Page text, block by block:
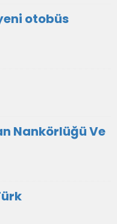
otobüs
Nankörlüğü Ve